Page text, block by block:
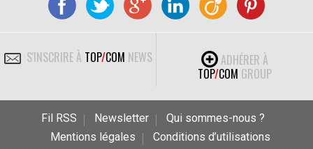
S'INSCRIRE À TOP/COM NEWS
ADHÉRER À
TOP/COM GROUP
Fil RSS Newsletter
Qui sommes-nous ?
Mentions légales
Conditions d’utilisations